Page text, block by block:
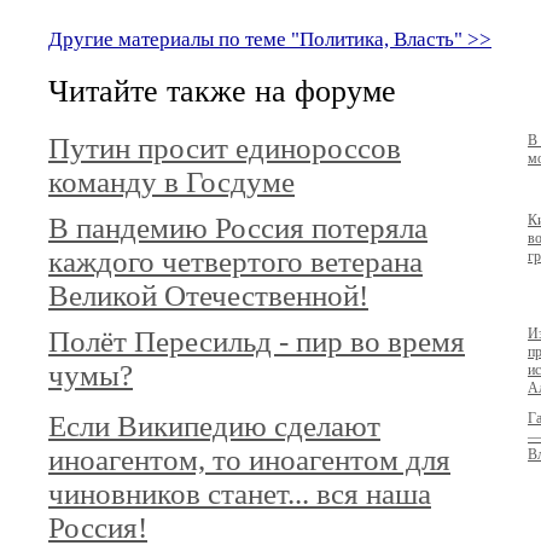
Другие материалы по теме "Политика, Власть" >>
Читайте также на форуме
Путин просит единороссов
команду в Госдуме
В
В пандемию Россия потеряла
каждого четвертого ветерана
Великой Отечественной!
Полёт Пересильд - пир во время
чумы?
Если Википедию сделают
иноагентом, то иноагентом для
чиновников станет... вся наша
Россия!
—